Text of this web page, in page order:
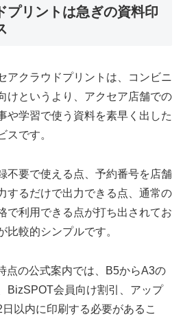
プリントは急ぎの資料印
アクラウドプリントは、コンビニ
けというより、アクセア店舗での
や学習で使う資料を素早く出した
スです。
不要で使える点、予約番号を店舗
するだけで出力できる点、通常の
で利用できる点が打ち出されてお
比較的シンプルです。
点の公式案内では、B5からA3の
BizSPOT会員向け割引、アップ
以内に印刷する必要があるこ